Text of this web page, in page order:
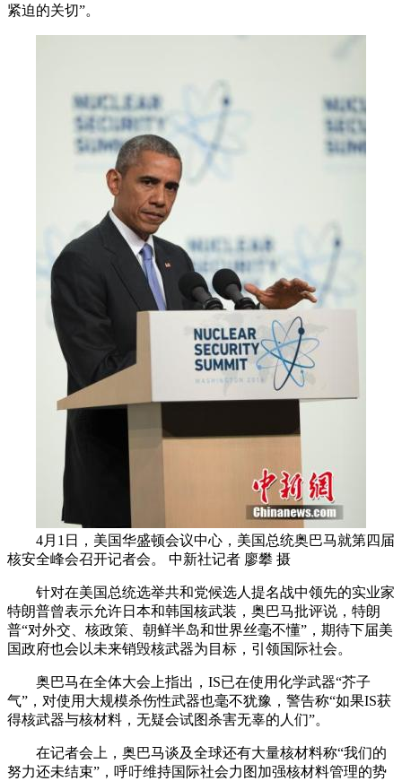
紧迫的关切”。
4月1日，美国华盛顿会议中心，美国总统奥巴马就第四届
核安全峰会召开记者会。 中新社记者 廖攀 摄
针对在美国总统选举共和党候选人提名战中领先的实业家
特朗普曾表示允许日本和韩国核武装，奥巴马批评说，特朗
普“对外交、核政策、朝鲜半岛和世界丝毫不懂”，期待下届美
国政府也会以未来销毁核武器为目标，引领国际社会。
奥巴马在全体大会上指出，IS已在使用化学武器“芥子
气”，对使用大规模杀伤性武器也毫不犹豫，警告称“如果IS获
得核武器与核材料，无疑会试图杀害无辜的人们”。
在记者会上，奥巴马谈及全球还有大量核材料称“我们的
努力还未结束”，呼吁维持国际社会力图加强核材料管理的势